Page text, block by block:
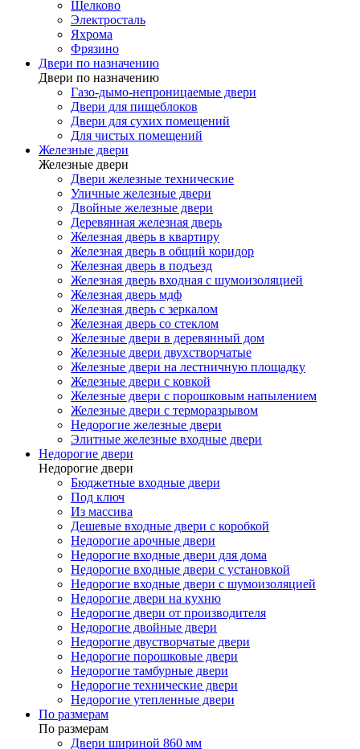
Щелково
Электросталь
Яхрома
Фрязино
Двери по назначению
Двери по назначению
Газо-дымо-непроницаемые двери
Двери для пищеблоков
Двери для сухих помещений
Для чистых помещений
Железные двери
Железные двери
Двери железные технические
Уличные железные двери
Двойные железные двери
Деревянная железная дверь
Железная дверь в квартиру
Железная дверь в общий коридор
Железная дверь в подъезд
Железная дверь входная с шумоизоляцией
Железная дверь мдф
Железная дверь с зеркалом
Железная дверь со стеклом
Железные двери в деревянный дом
Железные двери двухстворчатые
Железные двери на лестничную площадку
Железные двери с ковкой
Железные двери с порошковым напылением
Железные двери с терморазрывом
Недорогие железные двери
Элитные железные входные двери
Недорогие двери
Недорогие двери
Бюджетные входные двери
Под ключ
Из массива
Дешевые входные двери с коробкой
Недорогие арочные двери
Недорогие входные двери для дома
Недорогие входные двери с установкой
Недорогие входные двери с шумоизоляцией
Недорогие двери на кухню
Недорогие двери от производителя
Недорогие двойные двери
Недорогие двустворчатые двери
Недорогие порошковые двери
Недорогие тамбурные двери
Недорогие технические двери
Недорогие утепленные двери
По размерам
По размерам
Двери шириной 860 мм